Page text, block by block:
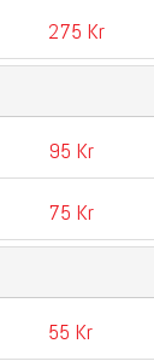
275 Kr
95 Kr
75 Kr
55 Kr